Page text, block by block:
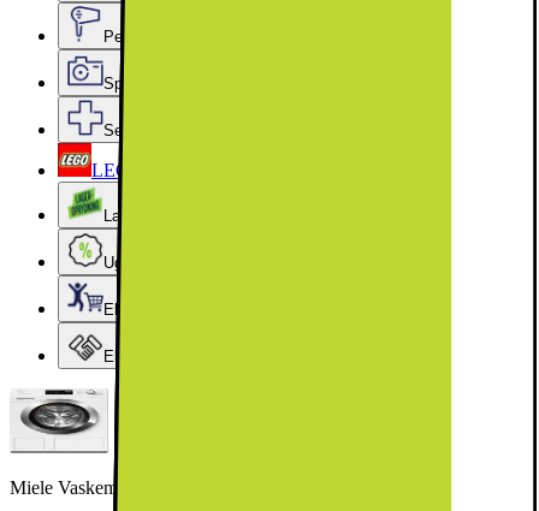
Personlig pleje, Skønhed & Velvære
Sport, Fritid & Hobby
Services & tilbehør
LEGO
Lageroprydning
Ugens tilbud - og andre gode priser
Elgigantens Kundeklub
Elgiganten Erhverv
Miele Vaskemaskine WEG895 WCS PWash&TDos (9kg)